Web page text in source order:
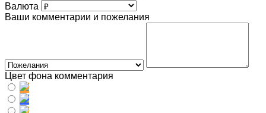
Валюта
Ваши комментарии и пожелания
Цвет фона комментария